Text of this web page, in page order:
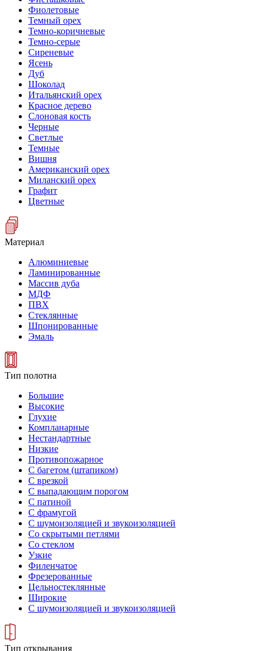
Фиолетовые
Темный орех
Темно-коричневые
Темно-серые
Сиреневые
Ясень
Дуб
Шоколад
Итальянский орех
Красное дерево
Слоновая кость
Черные
Светлые
Темные
Вишня
Американский орех
Миланский орех
Графит
Цветные
Материал
Алюминиевые
Ламинированные
Массив дуба
МДФ
ПВХ
Стеклянные
Шпонированные
Эмаль
Тип полотна
Большие
Высокие
Глухие
Компланарные
Нестандартные
Низкие
Противопожарное
С багетом (штапиком)
С врезкой
С выпадающим порогом
С патиной
С фрамугой
С шумоизоляцией и звукоизоляцией
Со скрытыми петлями
Со стеклом
Узкие
Филенчатое
Фрезерованные
Цельностеклянные
Широкие
С шумоизоляцией и звукоизоляцией
Тип открывания